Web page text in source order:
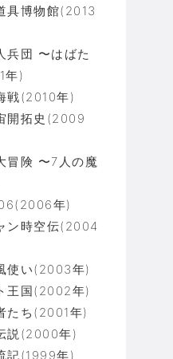
具博物館(2013
兵団 〜はばた
年)
戦(2010年)
開拓史(2009
冒険 〜7人の魔
年)
ン時空伝(2004
使い(2003年)
王国(2002年)
たち(2001年)
説(2000年)
記(1999年)